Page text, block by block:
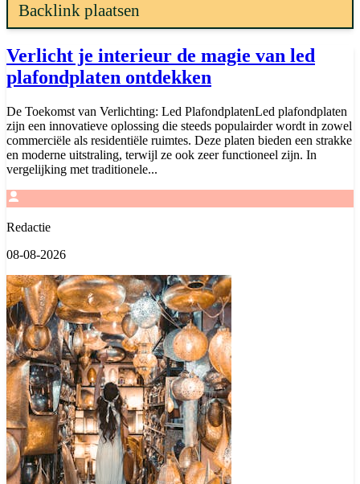
Backlink plaatsen
Verlicht je interieur de magie van led
plafondplaten ontdekken
De Toekomst van Verlichting: Led PlafondplatenLed plafondplaten
zijn een innovatieve oplossing die steeds populairder wordt in zowel
commerciële als residentiële ruimtes. Deze platen bieden een strakke
en moderne uitstraling, terwijl ze ook zeer functioneel zijn. In
vergelijking met traditionele...
Redactie
08-08-2026